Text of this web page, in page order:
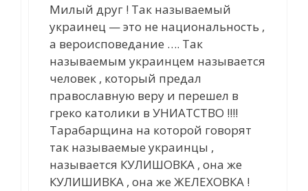
Милый друг ! Так называемый
украинец — это не национальность ,
а вероисповедание …. Так
называемым украинцем называется
человек , который предал
православную веру и перешел в
греко католики в УНИАТСТВО !!!!
Тарабарщина на которой говорят
так называемые украинцы ,
называется КУЛИШОВКА , она же
КУЛИШИВКА , она же ЖЕЛЕХОВКА !